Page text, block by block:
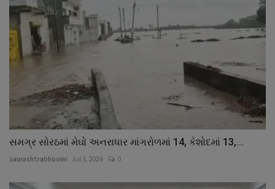
સમગ્ર સોરઠમાં મેઘો અનરાધાર માંગરોળમાં 14, કેશોદમાં 13,...
saurashtrabhoomi Jul 3, 2026 0